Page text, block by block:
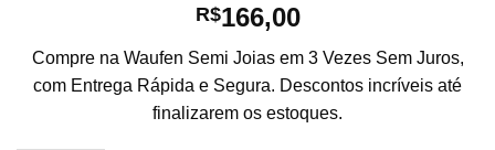
R$166,00
Compre na Waufen Semi Joias em 3 Vezes Sem Juros,
com Entrega Rápida e Segura. Descontos incríveis até
finalizarem os estoques.